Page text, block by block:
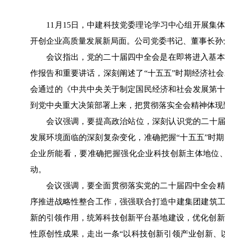
11月15日，中建科技党委理论学习中心组开展集体
开创企业高质量发展新局面。公司党委书记、董事长
会议指出，党的二十届四中全会是在即将进入基本
作报告和重要讲话，深刻阐述了“十五五”时期经济社
会通过的《中共中央关于制定国民经济和社会发展第
到党中央重大决策部署上来，把贯彻落实全会精神体
会议强调，要提高政治站位，深刻认识党的二十届
发展环境面临的深刻复杂变化，准确把握“十五五”时
企业所能看，要准确把握强化企业科技创新主体地
动。
会议强调，要全面贯彻落实党的二十届四中全会精
序推进战略性整合工作，强强联合打造中建集团建筑
新的引领作用，统筹科技创新平台基地建设，优化创
性原创性成果，走出一条“以科技创新引领产业创新